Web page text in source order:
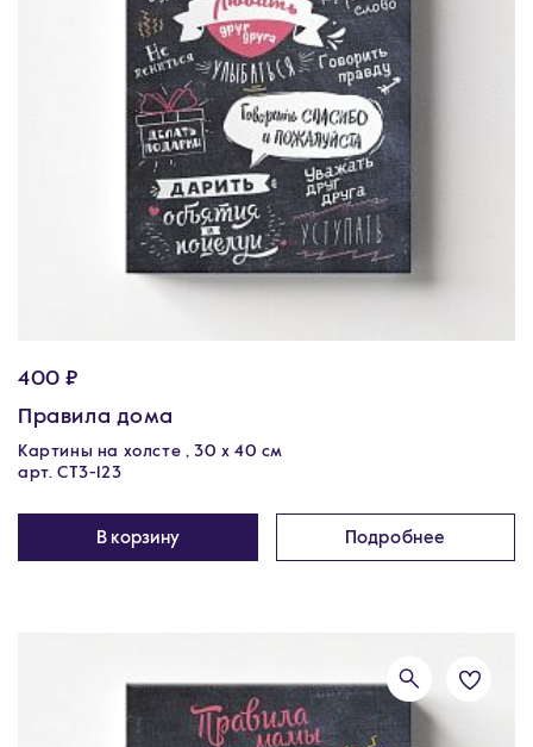
400 ₽
Правила дома
Картины на холсте , 30 х 40 см
арт. CT3-123
В корзину Подробнее